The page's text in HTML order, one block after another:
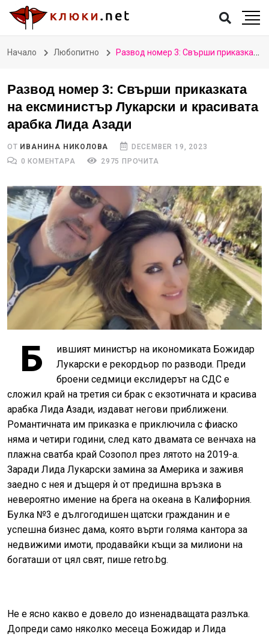
Начало Любопитно Развод номер 3: Свърши приказката на ексминистър Лукарски и красивата арабка Лида Азади
Развод номер 3: Свърши приказката
на ексминистър Лукарски и красивата
арабка Лида Азади
ОТ ИВАНИНА НИКОЛОВА
DECEMBER 19, 2023
0 КОМЕНТАРА
2975 ПРОЧИТА
Б
ившият министър на икономиката Божидар
Лукарски е рекордьор по разводи. Преди
броени седмици екслидерът на СДС е
сложил край на третия си брак с екзотичната и красива
арабка Лида Азади, издават негови приближени.
Романтичната им приказка е приключила с фиаско
няма и четири години, след като двамата се венчаха на
плажна сватба край Созопол през лятото на 2019-а.
Заради Лида Лукарски замина за Америка и заживя
заедно с нея и дъщеря ѝ от предишна връзка в
невероятно имение на брега на океана в Калифорния.
Булка №3 е дългогодишен щатски гражданин и е
успешна бизнес дама, която върти голяма кантора за
недвижими имоти, продавайки къщи за милиони на
богаташи от цял свят, пише retro.bg.
Не е ясно какво е довело до изненадващата разлъка.
Допреди само няколко месеца Божидар и Лида